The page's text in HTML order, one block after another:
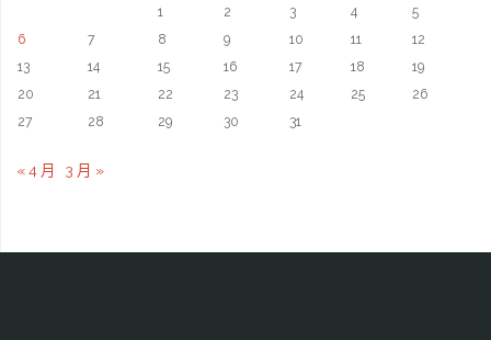
1
2 3 4
5
6
7 8 9 10 11
12
13
14 15 16 17 18
19
20
21 22 23 24 25
26
27
28 29 30 31
« 4 月 3 月 »